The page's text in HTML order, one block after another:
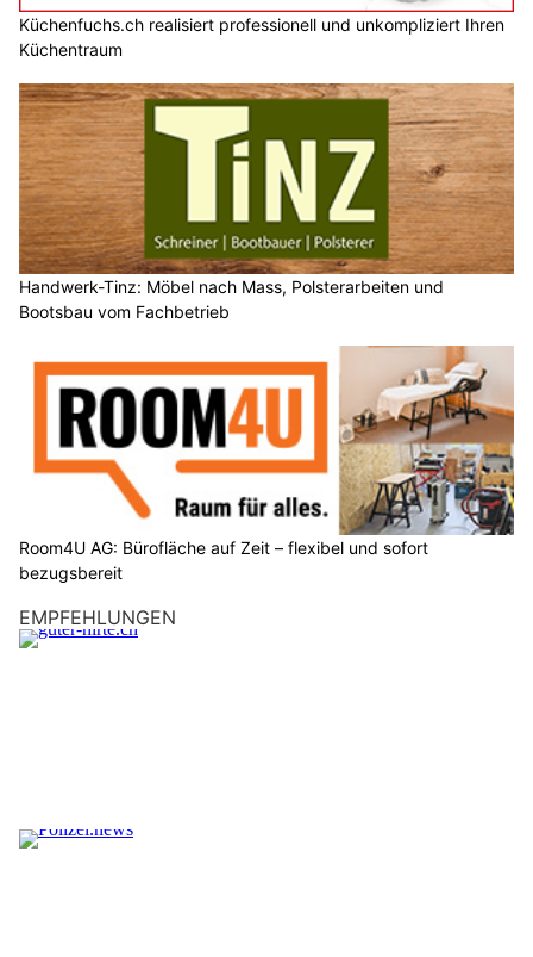
Küchenfuchs.ch realisiert professionell und unkompliziert Ihren
Küchentraum
Handwerk-Tinz: Möbel nach Mass, Polsterarbeiten und
Bootsbau vom Fachbetrieb
Room4U AG: Bürofläche auf Zeit – flexibel und sofort
bezugsbereit
EMPFEHLUNGEN